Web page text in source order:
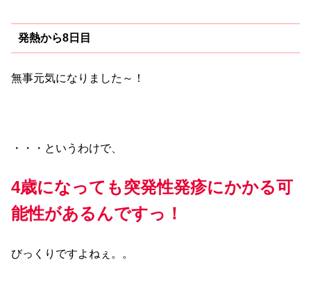
発熱から8日目
無事元気になりました～！
・・・というわけで、
4歳になっても突発性発疹にかかる可
能性があるんですっ！
びっくりですよねぇ。。